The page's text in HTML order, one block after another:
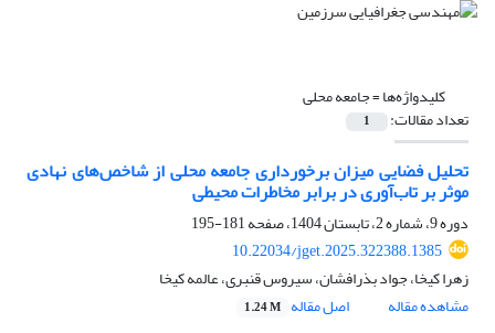
کلیدواژه‌ها =جامعه محلی
تعداد مقالات: 1
تحلیل فضایی میزان برخورداری جامعه محلی از شاخص‌های نهادی
موثر بر تاب‌آوری در برابر مخاطرات محیطی
دوره 9، شماره 2، تابستان 1404، صفحه
181-195
10.22034/jget.2025.322388.1385
زهرا کیخا، جواد بذرافشان، سیروس قنبری، عالمه کیخا
مشاهده مقاله
اصل مقاله 1.24 M